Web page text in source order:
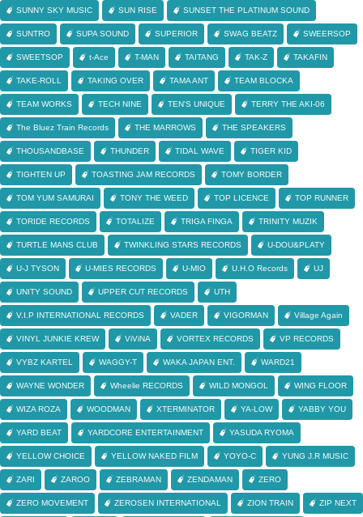
SUNNY SKY MUSIC SUN RISE SUNSET THE PLATINUM SOUND
SUNTRO SUPA SOUND SUPERIOR SWAG BEATZ SWEERSOP
SWEETSOP t-Ace T-MAN TAITANG TAK-Z TAKAFIN
TAKE-ROLL TAKING OVER TAMA ANT TEAM BLOCKA
TEAM WORKS TECH NINE TEN'S UNIQUE TERRY THE AKI-06
The Bluez Train Records THE MARROWS THE SPEAKERS
THOUSANDBASE THUNDER TIDAL WAVE TIGER KID
TIGHTEN UP TOASTING JAM RECORDS TOMY BORDER
TOM YUM SAMURAI TONY THE WEED TOP LICENCE TOP RUNNER
TORIDE RECORDS TOTALIZE TRIGA FINGA TRINITY MUZIK
TURTLE MANS CLUB TWINKLING STARS RECORDS U-DOU&PLATY
U-J TYSON U-MIES RECORDS U-MIO U.H.O Records UJ
UNITY SOUND UPPER CUT RECORDS UTH
V.I.P INTERNATIONAL RECORDS VADER VIGORMAN Village Again
VINYL JUNKIE KREW ViViNA VORTEX RECORDS VP RECORDS
VYBZ KARTEL WAGGY-T WAKA JAPAN ENT. WARD21
WAYNE WONDER Wheelie RECORDS WILD MONGOL WING FLOOR
WIZA ROZA WOODMAN XTERMINATOR YA-LOW YABBY YOU
YARD BEAT YARDCORE ENTERTAINMENT YASUDA RYOMA
YELLOW CHOICE YELLOW NAKED FILM YOYO-C YUNG J.R MUSIC
ZARI ZAROO ZEBRAMAN ZENDAMAN ZERO
ZERO MOVEMENT ZEROSEN INTERNATIONAL ZION TRAIN ZIP NEXT